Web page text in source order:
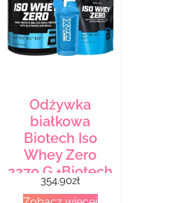
Odżywka
białkowa
Biotech Iso
Whey Zero
2270 G +Biotech
500 + Sport-Max
354.90zł